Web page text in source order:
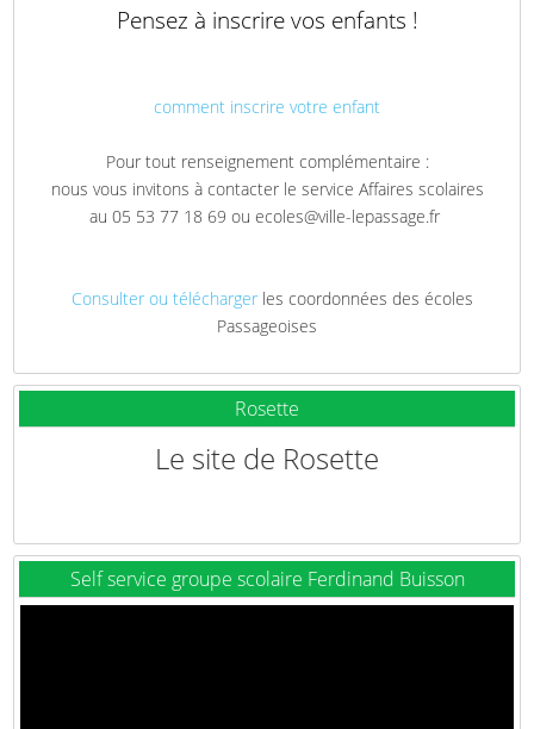
Pensez à inscrire vos enfants !
comment inscrire votre enfant
Pour tout renseignement complémentaire :
nous vous invitons à contacter le service Affaires scolaires
au 05 53 77 18 69 ou ecoles@ville-lepassage.fr
Consulter ou téléchargerles coordonnées des écoles
Passageoises
Rosette
Le site de Rosette
Self service groupe scolaire Ferdinand Buisson